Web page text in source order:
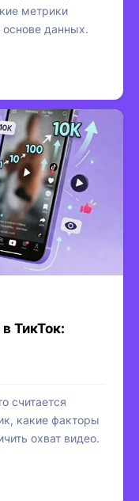
метрики
данных.
ТикТок:
считается
какие факторы
охват видео.